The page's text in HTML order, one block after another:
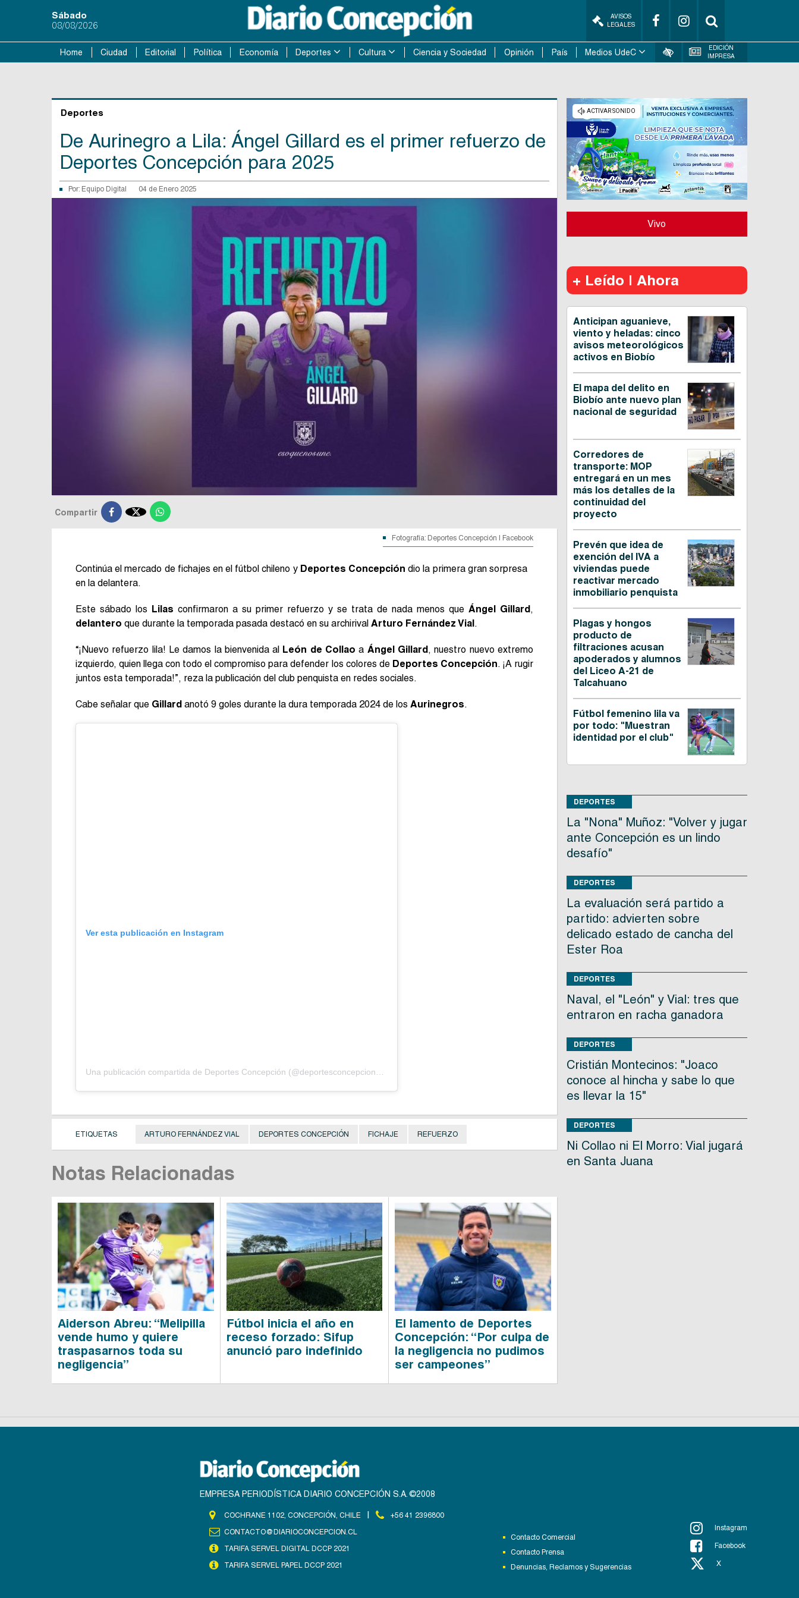
Sábado
08/08/2026
AVISOS
LEGALES
Home Ciudad Editorial Política Economía Deportes Cultura Ciencia y Sociedad Opinión País Medios UdeC
EDICIÓN
IMPRESA
Deportes
De Aurinegro a Lila: Ángel Gillard es el primer refuerzo de
Deportes Concepción para 2025
Por: Equipo Digital 04 de Enero 2025
Compartir 
Fotografía: Deportes Concepción | Facebook
Continúa el mercado de fichajes en el fútbol chileno y Deportes Concepción dio la primera gran sorpresa
en la delantera.
Este sábado los Lilas confirmaron a su primer refuerzo y se trata de nada menos que Ángel Gillard,
delantero que durante la temporada pasada destacó en su archirival Arturo Fernández Vial.
“¡Nuevo refuerzo lila! Le damos la bienvenida al León de Collao a Ángel Gillard, nuestro nuevo extremo
izquierdo, quien llega con todo el compromiso para defender los colores de Deportes Concepción. ¡A rugir
juntos esta temporada!”, reza la publicación del club penquista en redes sociales.
Cabe señalar que Gillard anotó 9 goles durante la dura temporada 2024 de los Aurinegros.
Ver esta publicación en Instagram
ETIQUETAS ARTURO FERNÁNDEZ VIAL DEPORTES CONCEPCIÓN FICHAJE REFUERZO
Notas Relacionadas
Aiderson Abreu: “Melipilla
vende humo y quiere
traspasarnos toda su
negligencia”
Fútbol inicia el año en
receso forzado: Sifup
anunció paro indefinido
El lamento de Deportes
Concepción: “Por culpa de
la negligencia no pudimos
ser campeones”
Vivo
+ Leído | Ahora
Anticipan aguanieve,
viento y heladas: cinco
avisos meteorológicos
activos en Biobío
El mapa del delito en
Biobío ante nuevo plan
nacional de seguridad
Corredores de
transporte: MOP
entregará en un mes
más los detalles de la
continuidad del
proyecto
Prevén que idea de
exención del IVA a
viviendas puede
reactivar mercado
inmobiliario penquista
Plagas y hongos
producto de
filtraciones acusan
apoderados y alumnos
del Liceo A-21 de
Talcahuano
Fútbol femenino lila va
por todo: "Muestran
identidad por el club"
DEPORTES
La "Nona" Muñoz: "Volver y jugar
ante Concepción es un lindo
desafío"
DEPORTES
La evaluación será partido a
partido: advierten sobre
delicado estado de cancha del
Ester Roa
DEPORTES
Naval, el "León" y Vial: tres que
entraron en racha ganadora
DEPORTES
Cristián Montecinos: "Joaco
conoce al hincha y sabe lo que
es llevar la 15"
DEPORTES
Ni Collao ni El Morro: Vial jugará
en Santa Juana
EMPRESA PERIODÍSTICA DIARIO CONCEPCIÓN S.A. ©2008
COCHRANE 1102, CONCEPCIÓN, CHILE
+56 41 2396800
CONTACTO@DIARIOCONCEPCION.CL
TARIFA SERVEL DIGITAL DCCP 2021
TARIFA SERVEL PAPEL DCCP 2021
Contacto Comercial
Contacto Prensa
Denuncias, Reclamos y Sugerencias
Instagram
Facebook
X